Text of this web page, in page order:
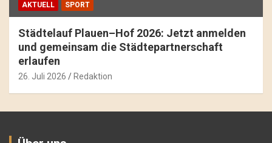
AKTUELL SPORT
Städtelauf Plauen–Hof 2026: Jetzt anmelden
und gemeinsam die Städtepartnerschaft
erlaufen
26. Juli 2026 Redaktion